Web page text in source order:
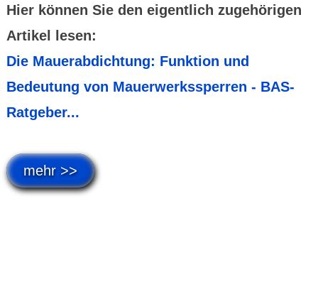
Hier können Sie den eigentlich zugehörigen
Artikel lesen:
Die Mauerabdichtung: Funktion und
Bedeutung von Mauerwerkssperren - BAS-
Ratgeber...
mehr >>